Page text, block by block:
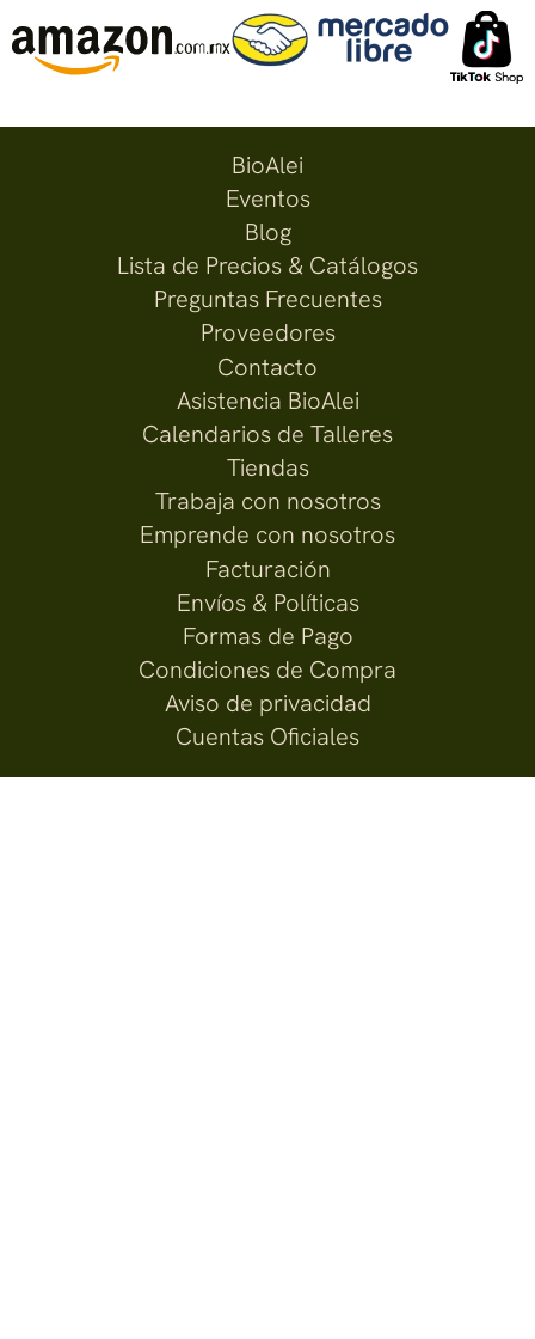
BioAlei
Eventos
Blog
Lista de Precios & Catálogos
Preguntas Frecuentes
Proveedores
Contacto
Asistencia BioAlei
Calendarios de Talleres
Tiendas
Trabaja con nosotros
Emprende con nosotros
Facturación
Envíos & Políticas
Formas de Pago
Condiciones de Compra
Aviso de privacidad
Cuentas Oficiales